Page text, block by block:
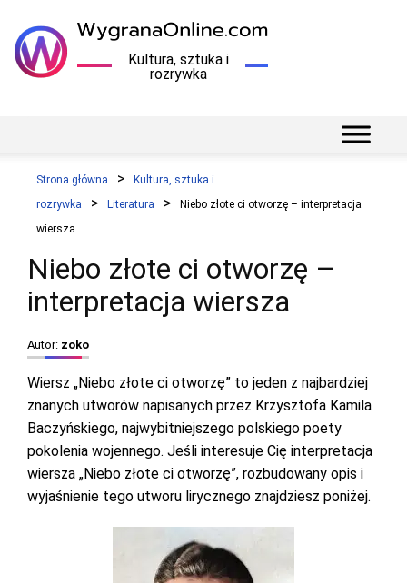
Kultura, sztuka i
rozrywka
Strona główna
Kultura, sztuka i
rozrywka
Literatura
Niebo złote ci otworzę – interpretacja
wiersza
Niebo złote ci otworzę –
interpretacja wiersza
Autor: zoko
Wiersz „Niebo złote ci otworzę” to jeden z najbardziej
znanych utworów napisanych przez Krzysztofa Kamila
Baczyńskiego, najwybitniejszego polskiego poety
pokolenia wojennego. Jeśli interesuje Cię interpretacja
wiersza „Niebo złote ci otworzę”, rozbudowany opis i
wyjaśnienie tego utworu lirycznego znajdziesz poniżej.